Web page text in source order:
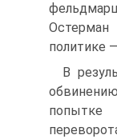
политике
В